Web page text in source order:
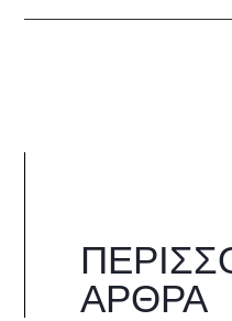
ΆΡΘΡΑ